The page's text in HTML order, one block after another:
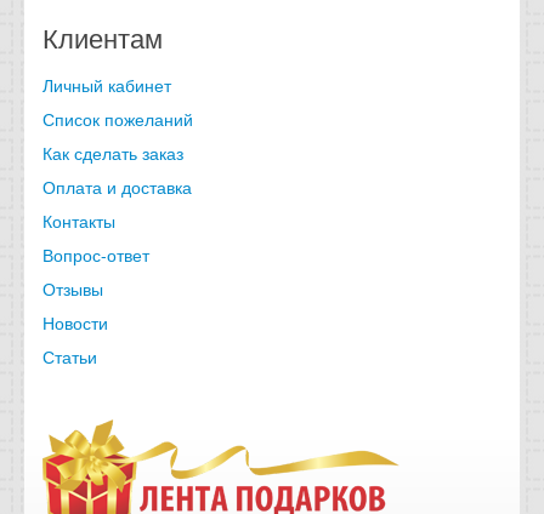
Клиентам
Личный кабинет
Список пожеланий
Как сделать заказ
Оплата и доставка
Контакты
Вопрос-ответ
Отзывы
Новости
Статьи